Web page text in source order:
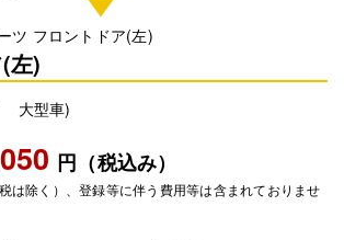
左)
大型車)
円（税込み）
は除く）、登録等に伴う費用等は含まれておりませ